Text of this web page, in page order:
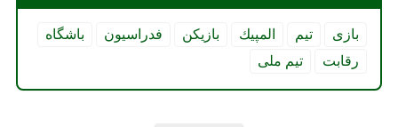
بازی تیم المپیك بازیكن فدراسیون
باشگاه
رقابت
تیم ملی